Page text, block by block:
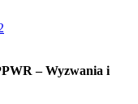
– Wyzwania i